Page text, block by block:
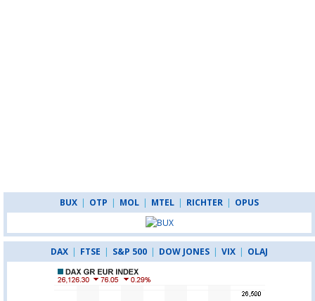
BUX | OTP | MOL | MTEL | RICHTER | OPUS
DAX | FTSE | S&P 500 | DOW JONES | VIX | OLAJ